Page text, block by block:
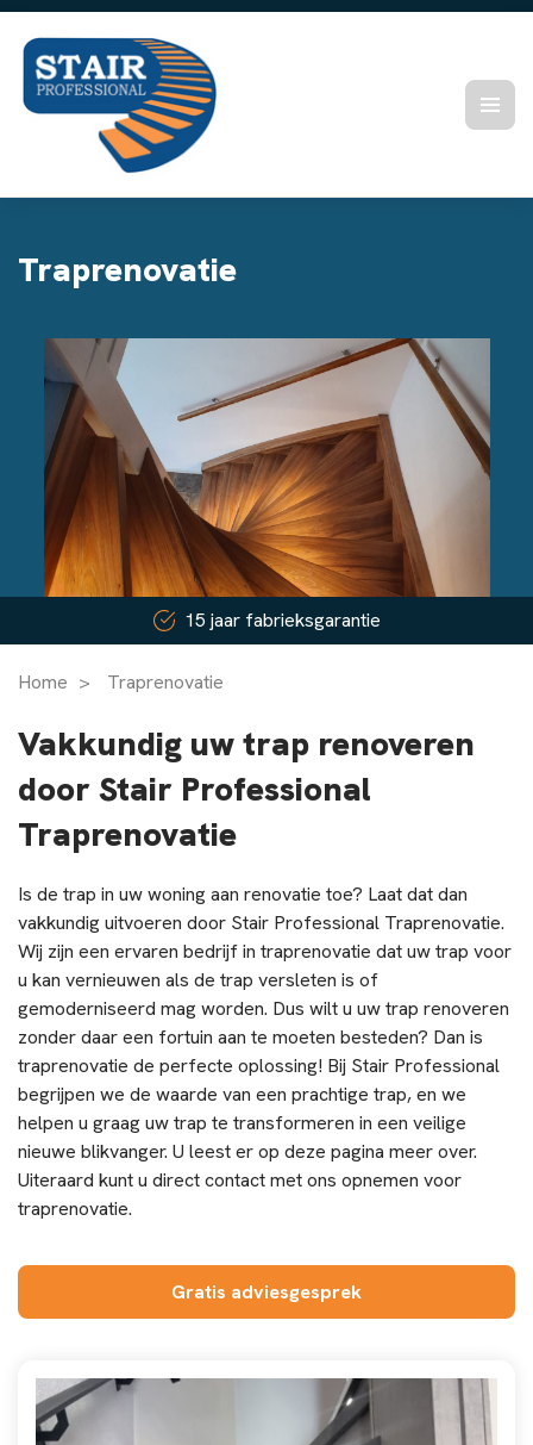
Traprenovatie
Snel contact binnen 24 uur
Home > Traprenovatie
Vakkundig uw trap renoveren
door Stair Professional
Traprenovatie
Is de trap in uw woning aan renovatie toe? Laat dat dan
vakkundig uitvoeren door Stair Professional Traprenovatie.
Wij zijn een ervaren bedrijf in traprenovatie dat uw trap voor
u kan vernieuwen als de trap versleten is of
gemoderniseerd mag worden. Dus wilt u uw trap renoveren
zonder daar een fortuin aan te moeten besteden? Dan is
traprenovatie de perfecte oplossing! Bij Stair Professional
begrijpen we de waarde van een prachtige trap, en we
helpen u graag uw trap te transformeren in een veilige
nieuwe blikvanger. U leest er op deze pagina meer over.
Uiteraard kunt u direct contact met ons opnemen voor
traprenovatie.
Gratis adviesgesprek